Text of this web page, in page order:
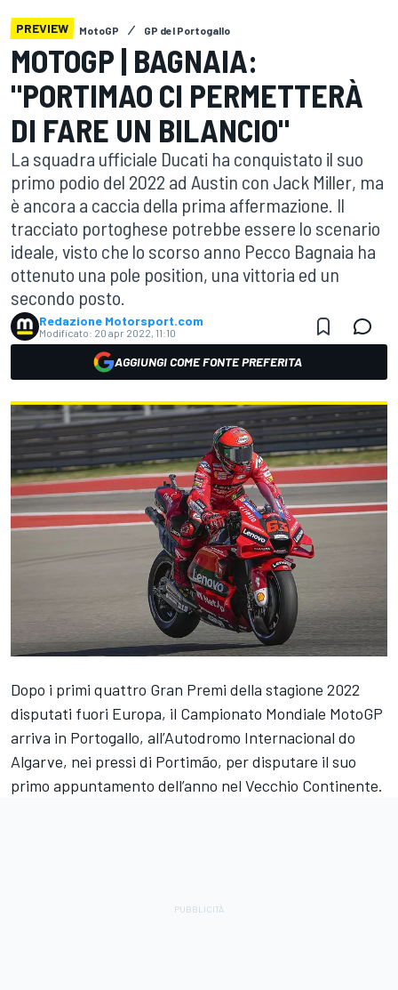
PREVIEW MotoGP GP del Portogallo
MOTOGP | BAGNAIA:
"PORTIMAO CI PERMETTERÀ
DI FARE UN BILANCIO"
La squadra ufficiale Ducati ha conquistato il suo
primo podio del 2022 ad Austin con Jack Miller, ma
è ancora a caccia della prima affermazione. Il
tracciato portoghese potrebbe essere lo scenario
ideale, visto che lo scorso anno Pecco Bagnaia ha
ottenuto una pole position, una vittoria ed un
secondo posto.
Redazione Motorsport.com
Modificato: 20 apr 2022, 11:10
AGGIUNGI COME FONTE PREFERITA
Dopo i primi quattro Gran Premi della stagione 2022
disputati fuori Europa, il Campionato Mondiale MotoGP
arriva in Portogallo, all’Autodromo Internacional do
Algarve, nei pressi di Portimão, per disputare il suo
primo appuntamento dell’anno nel Vecchio Continente.